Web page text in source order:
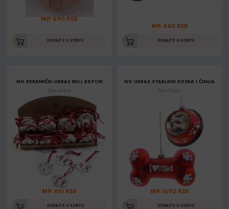
MP: 690 RSD
DODAJTE U KORPU
MP: 440 RSD
DODAJTE U KORPU
NG KERAMIČKI UKRAS BELI 8X7CM
Šifra: 44246
MP: 410 RSD
DODAJTE U KORPU
NG UKRAS STAKLENI KOSKA I ČINIJA
Šifra: 73334
MP: 1690 RSD
DODAJTE U KORPU